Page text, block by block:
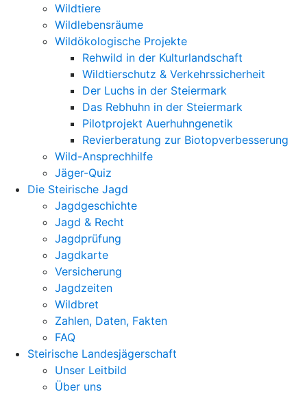
Wildtiere
Wildlebensräume
Wildökologische Projekte
Rehwild in der Kulturlandschaft
Wildtierschutz & Verkehrssicherheit
Der Luchs in der Steiermark
Das Rebhuhn in der Steiermark
Pilotprojekt Auerhuhngenetik
Revierberatung zur Biotopverbesserung
Wild-Ansprechhilfe
Jäger-Quiz
Die Steirische Jagd
Jagdgeschichte
Jagd & Recht
Jagdprüfung
Jagdkarte
Versicherung
Jagdzeiten
Wildbret
Zahlen, Daten, Fakten
FAQ
Steirische Landesjägerschaft
Unser Leitbild
Über uns